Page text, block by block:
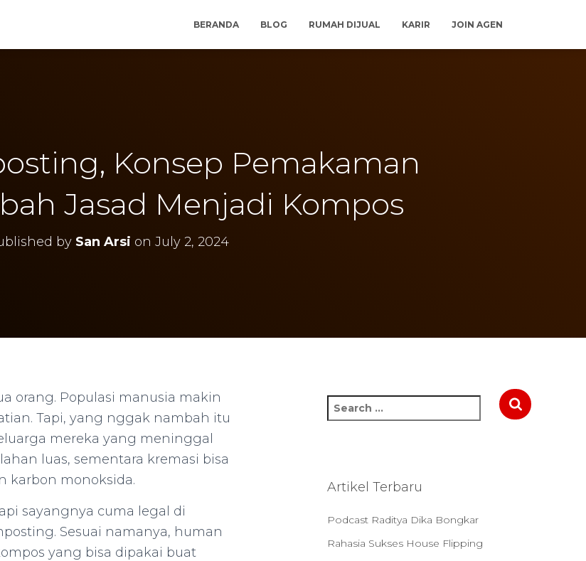
BERANDA BLOG RUMAH DIJUAL KARIR JOIN AGEN
Konsep Pemakaman
Jasad Menjadi Kompos
by San Arsi on July 2, 2024
orang. Populasi manusia makin
Tapi, yang nggak nambah itu
mereka yang meninggal
luas, sementara kremasi bisa
karbon monoksida.
sayangnya cuma legal di
Sesuai namanya, human
yang bisa dipakai buat
e
h
r
:
Artikel Terbaru
Podcast Raditya Dika Bongkar
Rahasia Sukses House Flipping